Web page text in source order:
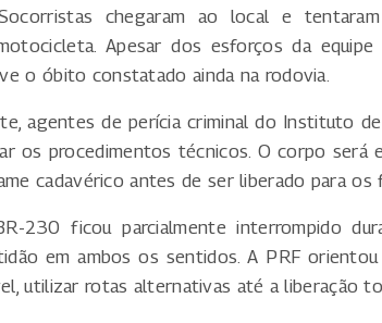
chegaram ao local e
Apesar dos esforços da equipe
o óbito constatado ainda na rodovia.
agentes de perícia criminal do Instituto
os procedimentos técnicos. O corpo será
cadavérico antes de ser liberado para os
230 ficou parcialmente interrompido
em ambos os sentidos. A PRF
utilizar rotas alternativas até a liberação